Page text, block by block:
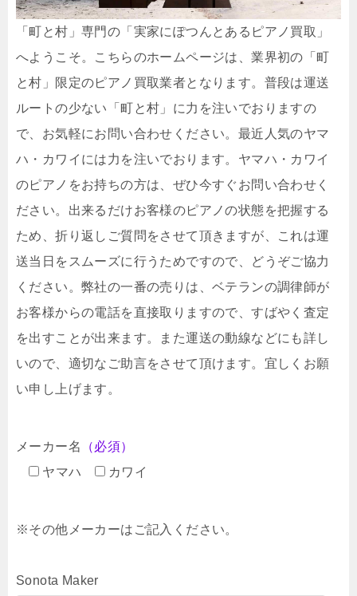
「町と村」専門の「実家にぽつんとあるピアノ買取」
へようこそ。こちらのホームページは、業界初の「町
と村」限定のピアノ買取業者となります。普段は運送
ルートの少ない「町と村」に力を注いでおりますの
で、お気軽にお問い合わせください。最近人気のヤマ
ハ・カワイには力を注いでおります。ヤマハ・カワイ
のピアノをお持ちの方は、ぜひ今すぐお問い合わせく
ださい。出来るだけお客様のピアノの状態を把握する
ため、折り返しご質問をさせて頂きますが、これは運
送当日をスムーズに行うためですので、どうぞご協力
ください。弊社の一番の売りは、ベテランの調律師が
お客様からの電話を直接取りますので、すばやく査定
を出すことが出来ます。また運送の動線などにも詳し
いので、適切なご助言をさせて頂けます。宜しくお願
い申し上げます。
メーカー名
（必須）
ヤマハ
カワイ
※その他メーカーはご記入ください。
Sonota Maker